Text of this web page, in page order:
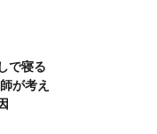
で寝る
が考え